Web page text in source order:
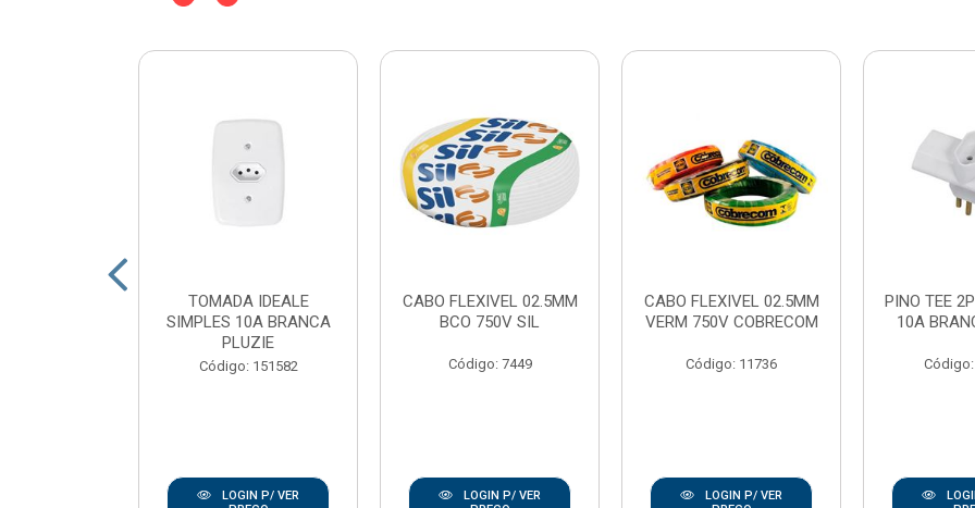
TOMADA IDEALE
SIMPLES 10A BRANCA
PLUZIE
Código: 151582
LOGIN P/ VER
CABO FLEXIVEL 02.5MM
BCO 750V SIL
Código: 7449
LOGIN P/ VER
CABO FLEXIVEL 02.5MM
VERM 750V COBRECOM
Código: 11736
LOGIN P/ VER
PINO TEE
10A
Código: